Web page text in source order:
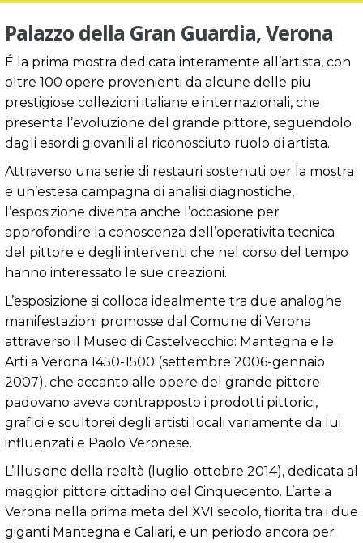
Palazzo della Gran Guardia, Verona
É la prima mostra dedicata interamente all’artista, con
oltre 100 opere provenienti da alcune delle piu
prestigiose collezioni italiane e internazionali, che
presenta l’evoluzione del grande pittore, seguendolo
dagli esordi giovanili al riconosciuto ruolo di artista.
Attraverso una serie di restauri sostenuti per la mostra
e un’estesa campagna di analisi diagnostiche,
l’esposizione diventa anche l’occasione per
approfondire la conoscenza dell’operativita tecnica
del pittore e degli interventi che nel corso del tempo
hanno interessato le sue creazioni.
L’esposizione si colloca idealmente tra due analoghe
manifestazioni promosse dal Comune di Verona
attraverso il Museo di Castelvecchio: Mantegna e le
Arti a Verona 1450-1500 (settembre 2006-gennaio
2007), che accanto alle opere del grande pittore
padovano aveva contrapposto i prodotti pittorici,
grafici e scultorei degli artisti locali variamente da lui
influenzati e Paolo Veronese.
L’illusione della realtà (luglio-ottobre 2014), dedicata al
maggior pittore cittadino del Cinquecento. L’arte a
Verona nella prima meta del XVI secolo, fiorita tra i due
giganti Mantegna e Caliari, e un periodo ancora per